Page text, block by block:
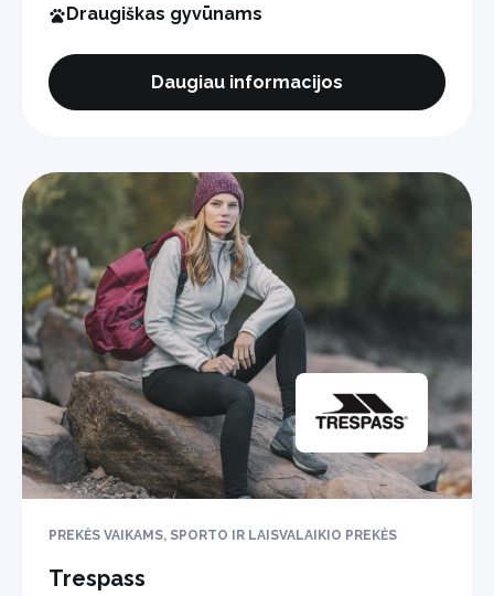
Draugiškas gyvūnams
Daugiau informacijos
PREKĖS VAIKAMS, SPORTO IR LAISVALAIKIO PREKĖS
Trespass